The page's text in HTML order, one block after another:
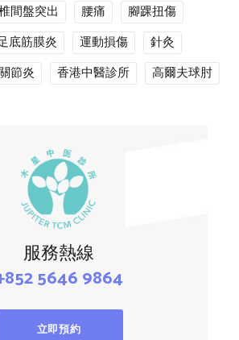
間盤突出 腰痛
腳踝扭傷
底筋膜炎 運動損傷
針灸
節炎 香港中醫診所 高爾夫球肘
服務熱線
5646 9864
立即預約